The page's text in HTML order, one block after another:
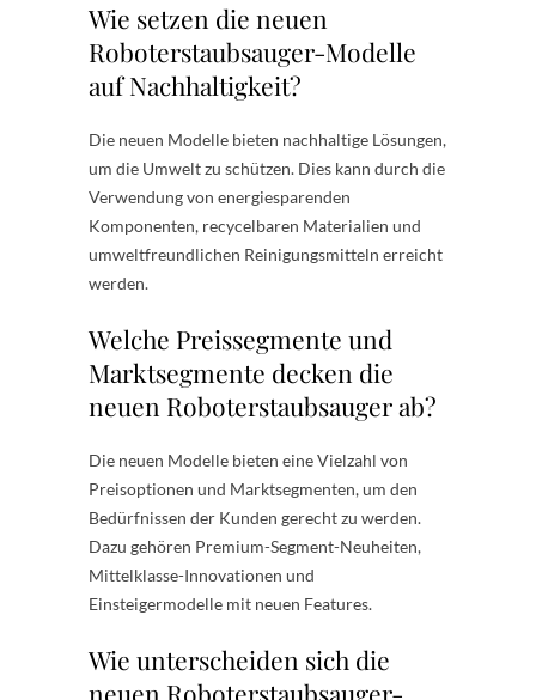
Wie setzen die neuen
Roboterstaubsauger-Modelle
auf Nachhaltigkeit?
Die neuen Modelle bieten nachhaltige Lösungen,
um die Umwelt zu schützen. Dies kann durch die
Verwendung von energiesparenden
Komponenten, recycelbaren Materialien und
umweltfreundlichen Reinigungsmitteln erreicht
werden.
Welche Preissegmente und
Marktsegmente decken die
neuen Roboterstaubsauger ab?
Die neuen Modelle bieten eine Vielzahl von
Preisoptionen und Marktsegmenten, um den
Bedürfnissen der Kunden gerecht zu werden.
Dazu gehören Premium-Segment-Neuheiten,
Mittelklasse-Innovationen und
Einsteigermodelle mit neuen Features.
Wie unterscheiden sich die
neuen Roboterstaubsauger-